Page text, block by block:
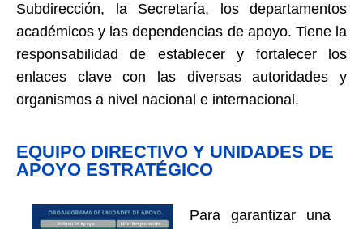
Subdirección, la Secretaría, los departamentos
académicos y las dependencias de apoyo. Tiene la
responsabilidad de establecer y fortalecer los
enlaces clave con las diversas autoridades y
organismos a nivel nacional e internacional.
EQUIPO DIRECTIVO Y UNIDADES DE
APOYO ESTRATÉGICO
Para garantizar una